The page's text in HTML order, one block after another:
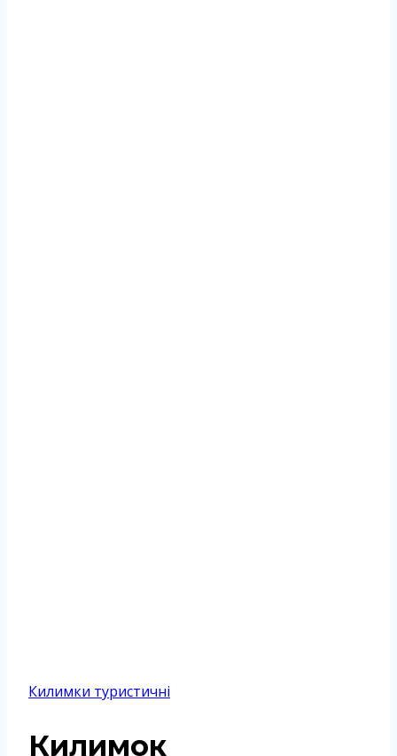
Килимки туристичні
Килимок